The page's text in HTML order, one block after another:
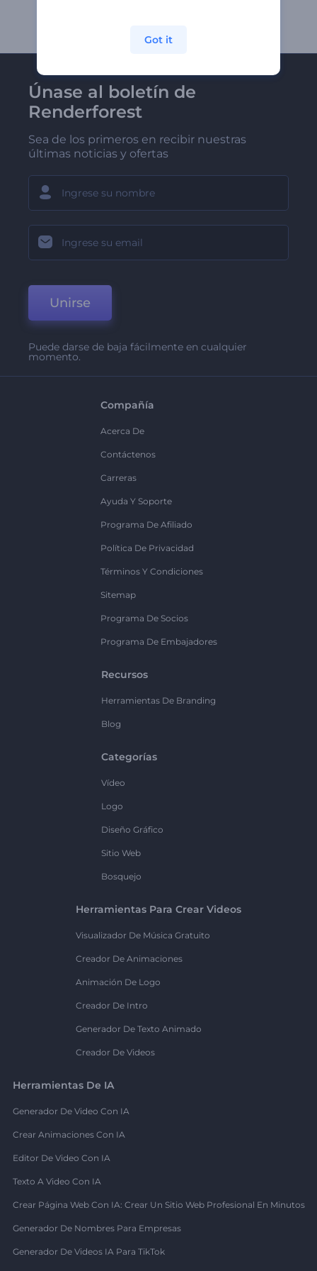
Únase al boletín de
Renderforest
Sea de los primeros en recibir nuestras
últimas noticias y ofertas
Unirse
Puede darse de baja fácilmente en cualquier
momento.
Compañía
Acerca De
Contáctenos
Carreras
Ayuda Y Soporte
Programa De Afiliado
Política De Privacidad
Términos Y Condiciones
Sitemap
Programa De Socios
Programa De Embajadores
Recursos
Herramientas De Branding
Blog
Categorías
Vídeo
Logo
Diseño Gráfico
Sitio Web
Bosquejo
Herramientas Para Crear Videos
Visualizador De Música Gratuito
Creador De Animaciones
Animación De Logo
Creador De Intro
Generador De Texto Animado
Creador De Videos
Herramientas De IA
Generador De Video Con IA
Crear Animaciones Con IA
Editor De Video Con IA
Texto A Video Con IA
Crear Página Web Con IA: Crear Un Sitio Web Profesional En Minutos
Generador De Nombres Para Empresas
Generador De Videos IA Para TikTok
Got it